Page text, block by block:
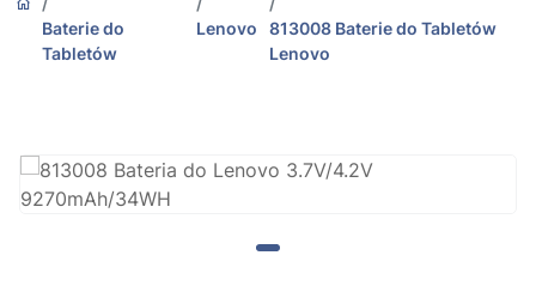
Baterie do
Tabletów
Lenovo
813008 Baterie do Tabletów
Lenovo